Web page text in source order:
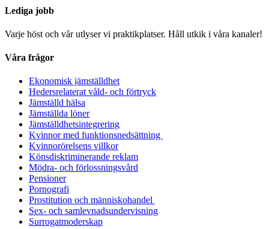
Lediga jobb
Varje höst och vår utlyser vi praktikplatser. Håll utkik i våra kanaler!
Våra frågor
Ekonomisk jämställdhet
Hedersrelaterat våld- och förtryck
Jämställd hälsa
Jämställda löner
Jämställdhetsintegrering
Kvinnor med funktionsnedsättning
Kvinnorörelsens villkor
Könsdiskriminerande reklam
Mödra- och förlossningsvård
Pensioner
Pornografi
Prostitution och människohandel
Sex- och samlevnadsundervisning
Surrogatmoderskap